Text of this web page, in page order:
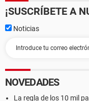
¡SUSCRÍBETE A
Noticias
NOVEDADES
La regla de los 10 mil